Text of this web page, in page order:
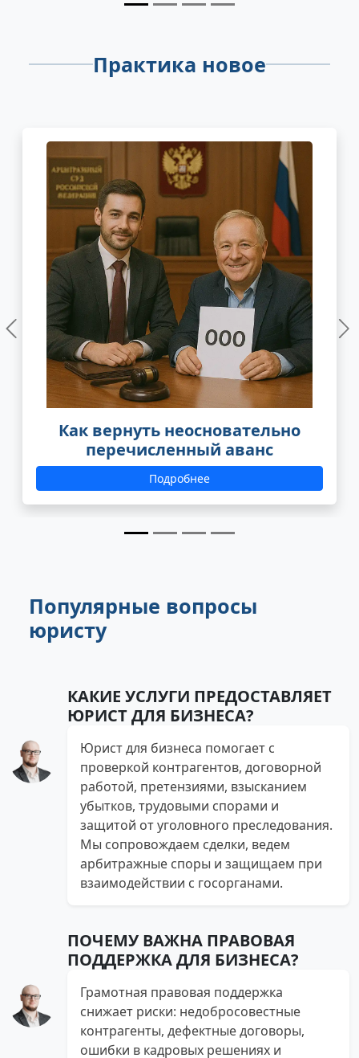
Практика новое
Как вернуть неосновательно
перечисленный аванс
Подробнее
Предыдущий
Популярные вопросы
юристу
КАКИЕ УСЛУГИ ПРЕДОСТАВЛЯЕТ
ЮРИСТ ДЛЯ БИЗНЕСА?
Юрист для бизнеса помогает с
проверкой контрагентов, договорной
работой, претензиями, взысканием
убытков, трудовыми спорами и
защитой от уголовного преследования.
Мы сопровождаем сделки, ведем
арбитражные споры и защищаем при
взаимодействии с госорганами.
ПОЧЕМУ ВАЖНА ПРАВОВАЯ
ПОДДЕРЖКА ДЛЯ БИЗНЕСА?
Грамотная правовая поддержка
снижает риски: недобросовестные
контрагенты, дефектные договоры,
ошибки в кадровых решениях и